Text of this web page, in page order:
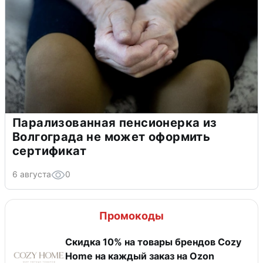
Парализованная пенсионерка из
Волгограда не может оформить
сертификат
6 августа 0
Промокоды
Скидка 10% на товары брендов Cozy
Home на каждый заказ на Оzon